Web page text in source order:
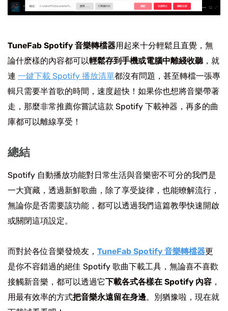
TuneFab Spotify 音樂轉檔器用起來十分輕鬆且直覺，無
論什麽樣的內容都可以輕鬆存到手機或電腦中離綫收聽，就
連 一鍵下載 Spotify 播放清單都沒有問題，甚至轉檔一張專
輯只需要半首歌的時間，速度超快！如果你也想將音樂帶著
走，那麼非常推薦你嘗試這款 Spotify 下載神器，再多的曲
庫都可以離線享受！
總結
Spotify 自動播放功能對日常生活與音樂密不可分的我們是
一大寶藏，透過新鮮歌曲，除了享受旋律，也能暸解流行，
無論你是否需要該功能，都可以透過我們這篇教學快速開啟
或關閉這項設定。
而對於各位音樂發燒友， TuneFab Spotify 音樂轉檔器更
是你不容錯過的絕佳 Spotify 歌曲下載工具，無論喜不喜歡
接觸新音樂，都可以透過它下載各式各樣在 Spotify 內容 ，
用最有效率的方式把音樂永遠留在身邊。別猶豫啦，現在就